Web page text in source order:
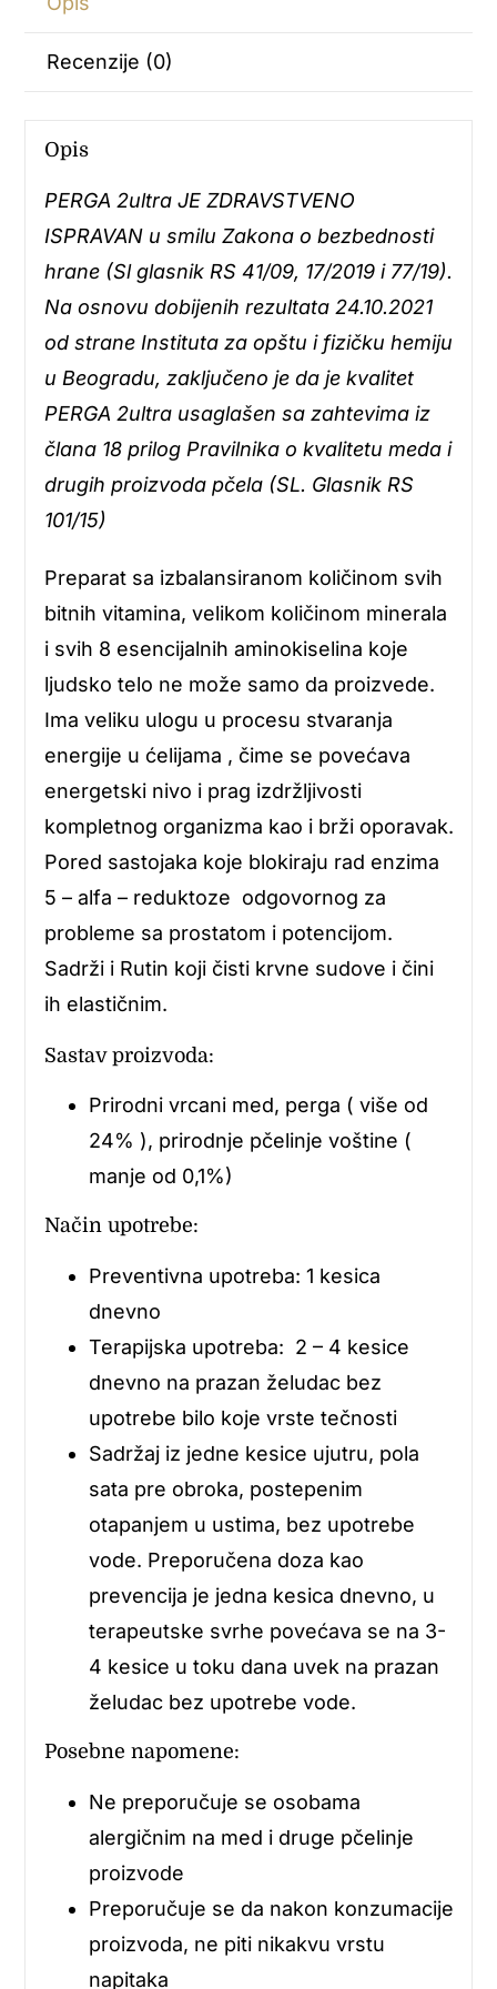
Recenzije (0)
Opis
PERGA 2ultra JE ZDRAVSTVENO
ISPRAVAN u smilu Zakona o bezbednosti
hrane (Sl glasnik RS 41/09, 17/2019 i 77/19).
Na osnovu dobijenih rezultata 24.10.2021
od strane Instituta za opštu i fizičku hemiju
u Beogradu, zaključeno je da je kvalitet
PERGA 2ultra usaglašen sa zahtevima iz
člana 18 prilog Pravilnika o kvalitetu meda i
drugih proizvoda pčela (SL. Glasnik RS
101/15)
Preparat sa izbalansiranom količinom svih
bitnih vitamina, velikom količinom minerala
i svih 8 esencijalnih aminokiselina koje
ljudsko telo ne može samo da proizvede.
Ima veliku ulogu u procesu stvaranja
energije u ćelijama , čime se povećava
energetski nivo i prag izdržljivosti
kompletnog organizma kao i brži oporavak.
Pored sastojaka koje blokiraju rad enzima
5 – alfa – reduktoze odgovornog za
probleme sa prostatom i potencijom.
Sadrži i Rutin koji čisti krvne sudove i čini
ih elastičnim.
Sastav proizvoda:
Prirodni vrcani med, perga ( više od
24% ), prirodnje pčelinje voštine (
manje od 0,1%)
Način upotrebe:
Preventivna upotreba: 1 kesica
dnevno
Terapijska upotreba: 2 – 4 kesice
dnevno na prazan želudac bez
upotrebe bilo koje vrste tečnosti
Sadržaj iz jedne kesice ujutru, pola
sata pre obroka, postepenim
otapanjem u ustima, bez upotrebe
vode. Preporučena doza kao
prevencija je jedna kesica dnevno, u
terapeutske svrhe povećava se na 3-
4 kesice u toku dana uvek na prazan
želudac bez upotrebe vode.
Posebne napomene:
Ne preporučuje se osobama
alergičnim na med i druge pčelinje
proizvode
Preporučuje se da nakon konzumacije
proizvoda, ne piti nikakvu vrstu
napitaka